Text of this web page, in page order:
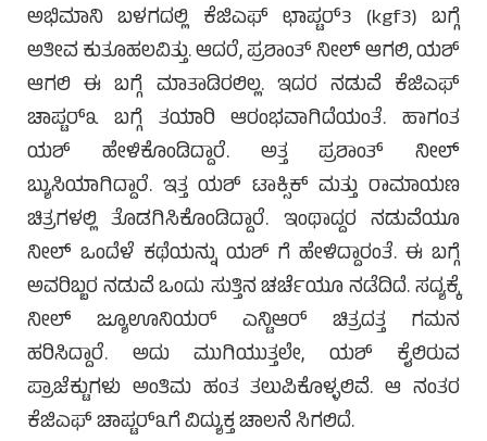
ಅಭಿಮಾನಿ ಬಳಗದಲ್ಲಿ ಕೆಜಿಎಫ್ ಛಾಪ್ಟರ್3 (kgf3) ಬಗ್ಗೆ
ಅತೀವ ಕುತೂಹಲವಿತ್ತು. ಆದರೆ, ಪ್ರಶಾಂತ್ ನೀಲ್ ಆಗಲಿ, ಯಶ್
ಆಗಲಿ ಈ ಬಗ್ಗೆ ಮಾತಾಡಿರಲಿಲ್ಲ. ಇದರ ನಡುವೆ ಕೆಜಿಎಫ್
ಚಾಪ್ಟರ್೩ ಬಗ್ಗೆ ತಯಾರಿ ಆರಂಭವಾಗಿದೆಯಂತೆ. ಹಾಗಂತ
ಯಶ್ ಹೇಳಿಕೊಂಡಿದ್ದಾರೆ. ಅತ್ತ ಪ್ರಶಾಂತ್ ನೀಲ್
ಬ್ಯುಸಿಯಾಗಿದ್ದಾರೆ. ಇತ್ತ ಯಶ್ ಟಾಕ್ಸಿಕ್ ಮತ್ತು ರಾಮಾಯಣ
ಚಿತ್ರಗಳಲ್ಲಿ ತೊಡಗಿಸಿಕೊಂಡಿದ್ದಾರೆ. ಇಂಥಾದ್ದರ ನಡುವೆಯೂ
ನೀಲ್ ಒಂದೆಳೆ ಕಥೆಯನ್ನು ಯಶ್ ಗೆ ಹೇಳಿದ್ದಾರಂತೆ. ಈ ಬಗ್ಗೆ
ಅವರಿಬ್ಬರ ನಡುವೆ ಒಂದು ಸುತ್ತಿನ ಚರ್ಚೆಯೂ ನಡೆದಿದೆ. ಸದ್ಯಕ್ಕೆ
ನೀಲ್ ಜ್ಯೂಊನಿಯರ್ ಎನ್ಟಿಆರ್ ಚಿತ್ರದತ್ತ ಗಮನ
ಹರಿಸಿದ್ದಾರೆ. ಅದು ಮುಗಿಯುತ್ತಲೇ, ಯಶ್ ಕೈಲಿರುವ
ಪ್ರಾಜೆಕ್ಟುಗಳು ಅಂತಿಮ ಹಂತ ತಲುಪಿಕೊಳ್ಳಲಿವೆ. ಆ ನಂತರ
ಕೆಜಿಎಫ್ ಚಾಪ್ಟರ್೩ಗೆ ವಿದ್ಯುಕ್ತ ಚಾಲನೆ ಸಿಗಲಿದೆ.